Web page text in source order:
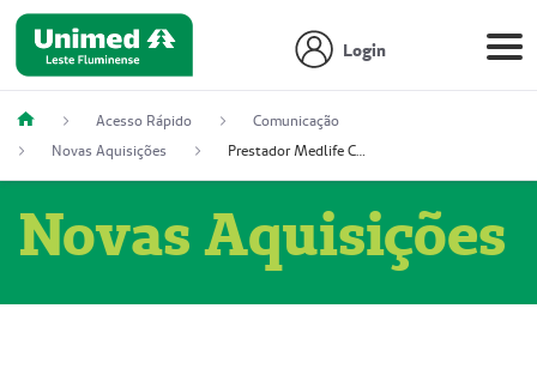
Login
Acesso Rápido
Comunicação
Novas Aquisições
Prestador Medlife Consultas e Diagnósticos (51004334-2)
Novas Aquisições